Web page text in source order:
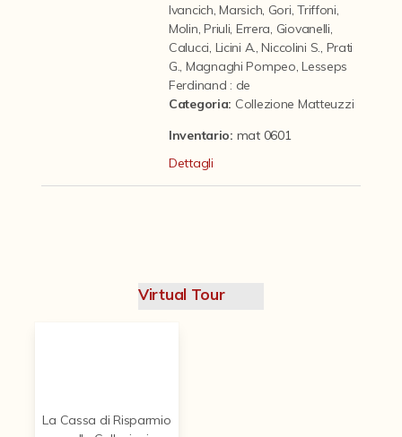
Ivancich ,Marsich Gori ,Triffoni
Molin ,Priuli Errera Giovanelli
Calucci Licini A. ,Niccolini S. Prati
G. Magnaghi Pompeo ,Lesseps
Ferdinand : de
Categoria: Collezione Matteuzzi
Inventario: mat 0601
Dettagli
Virtual Tour
La Cassa di Risparmio